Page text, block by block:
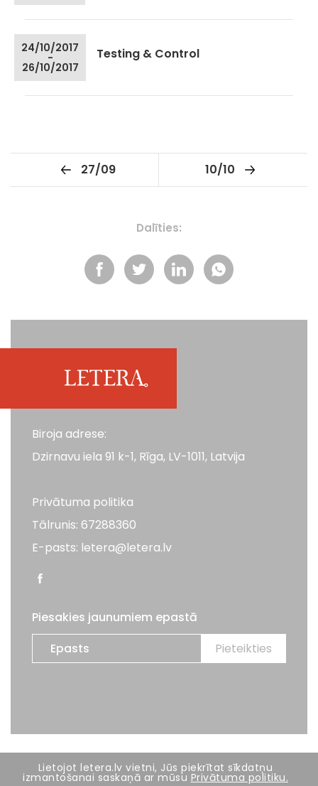
24/10/2017
-
26/10/2017
Testing & Control
27/09 10/10
Dalīties:
Biroja adrese:
Dzirnavu iela 91 k-1, Rīga, LV-1011, Latvija
Privātuma politika
Tālrunis: 67288360
E-pasts: letera@letera.lv
Piesakies jaunumiem epastā
Visas tiesības aizsargātas. LETERA 2026
Lietojot letera.lv vietni, Jūs piekrītat sīkdatņu
izmantošanai saskaņā ar mūsu Privātuma politiku.